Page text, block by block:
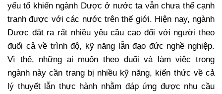
yếu tố khiến ngành Dược ở nước ta vẫn chưa thể cạnh
tranh được với các nước trên thế giới. Hiện nay, ngành
Dược đặt ra rất nhiều yêu cầu cao đối với người theo
đuổi cả về trình độ, kỹ năng lẫn đạo đức nghề nghiệp.
Vì thế, những ai muốn theo đuổi và làm việc trong
ngành này cần trang bị nhiều kỹ năng, kiến thức về cả
lý thuyết lẫn thực hành nhằm đáp ứng được nhu cầu